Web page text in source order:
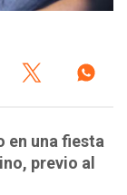
en una fiesta
previo al